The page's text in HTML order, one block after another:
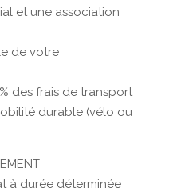
et une association
de votre
des frais de transport
durable (vélo ou
à durée déterminée